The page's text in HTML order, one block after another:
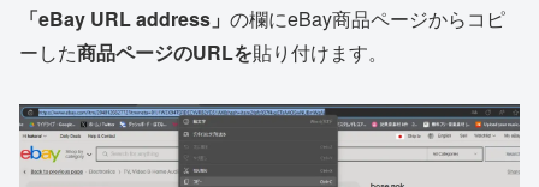
「eBay URL address」 の欄にeBay商品ページからコピ
ーした商品ページのURLを貼り付けます。